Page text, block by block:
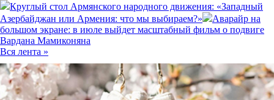
Круглый стол Армянского народного движения: «Западный
Азербайджан или Армения: что мы выбираем?»
Аварайр на
большом экране: в июле выйдет масштабный фильм о подвиге
Вардана Мамиконяна
Вся лента »